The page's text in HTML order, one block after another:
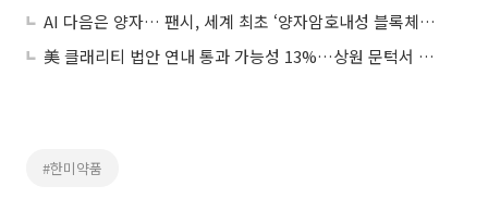
AI 다음은 양자… 팬시, 세계 최초 ‘양자암호내성 블록체인 지갑’ 승인
美 클래리티 법안 연내 통과 가능성 13%…상원 문턱서 제동
#한미약품